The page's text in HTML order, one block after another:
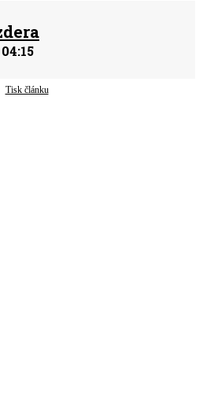
Tisk článku